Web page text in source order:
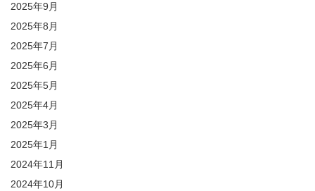
2025年9月
2025年8月
2025年7月
2025年6月
2025年5月
2025年4月
2025年3月
2025年1月
2024年11月
2024年10月